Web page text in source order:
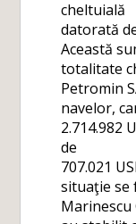
cheltuială
datorată
Această
totalitate
Petromin
navelor,
2.714.982
de
707.021
situaţie se
Marinescu